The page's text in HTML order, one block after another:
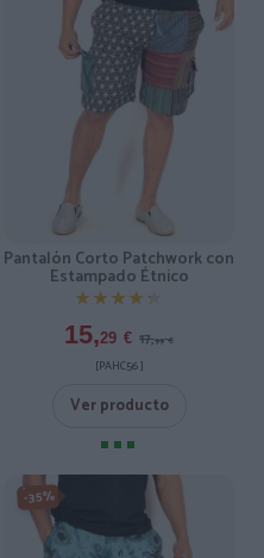
Pantalón Corto Patchwork con
Estampado Étnico
★★★★★
★★★★★
15,29 € 17,99 €
[PAHC56 ]
Ver producto
-35%